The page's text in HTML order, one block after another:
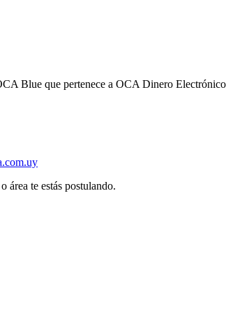
Blue que pertenece a OCA Dinero
área te estás postulando.